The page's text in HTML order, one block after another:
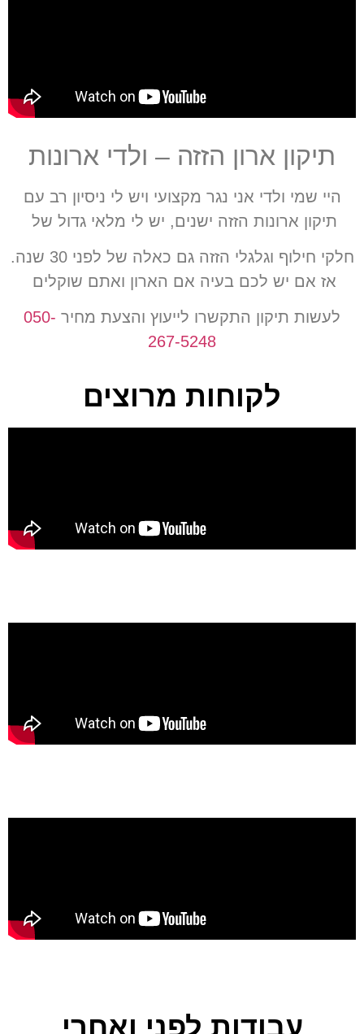
תיקון ארון הזזה – ולדי ארונות
היי שמי ולדי אני נגר מקצועי ויש לי ניסיון רב עם
תיקון ארונות הזזה ישנים, יש לי מלאי גדול של
חלקי חילוף וגלגלי הזזה גם כאלה של לפני 30 שנה.
אז אם יש לכם בעיה אם הארון ואתם שוקלים
לעשות תיקון התקשרו לייעוץ והצעת מחיר 050-
267-5248
לקוחות מרוצים
עבודות לפני ואחרי